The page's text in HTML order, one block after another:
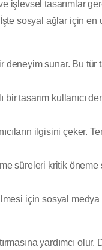
işlevsel tasarımlar
sosyal ağlar için en
deneyim sunar. Bu tür
tasarım kullanıcı
ilgisini çeker.
süreleri kritik öneme
için sosyal medya
yardımcı olur.